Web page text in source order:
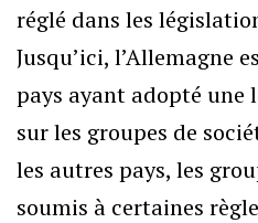
réglé dans les
Jusqu’ici, l’Allemagne
pays ayant adopté une
sur les groupes de
les autres pays, les
soumis à certaines